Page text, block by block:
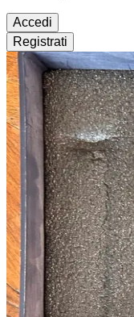
Accedi
Registrati